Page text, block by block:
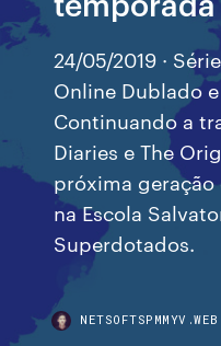
24/05/2019 ·
Online Dublado
Continuando a
Diaries e The
próxima geração
na Escola
Superdotados.